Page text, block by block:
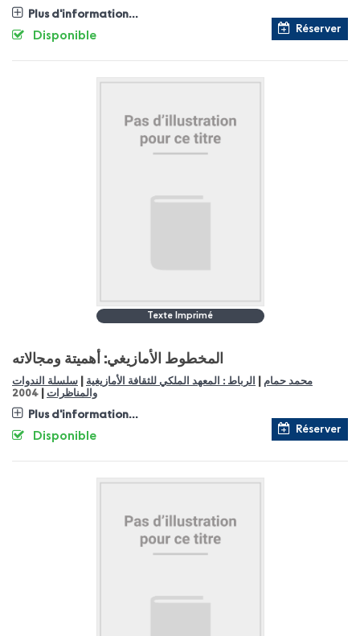
Plus d'information...
Réserver
Disponible
Texte Imprimé
المخطوط الأمازيغي: أهميتة ومجالاته
محمد حمام الرباط : المعهد الملكي للثقافة الأمازيغية
سلسلة الندوات
والمناظرات
2004
Plus d'information...
Réserver
Disponible